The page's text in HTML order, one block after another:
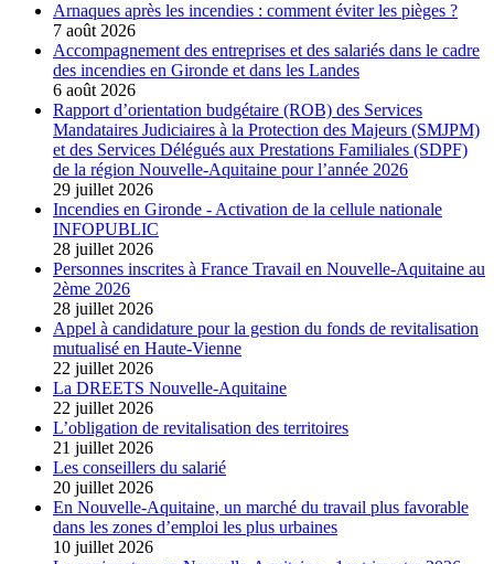
Arnaques après les incendies : comment éviter les pièges ?
7 août 2026
Accompagnement des entreprises et des salariés dans le cadre
des incendies en Gironde et dans les Landes
6 août 2026
Rapport d’orientation budgétaire (ROB) des Services
Mandataires Judiciaires à la Protection des Majeurs (SMJPM)
et des Services Délégués aux Prestations Familiales (SDPF)
de la région Nouvelle-Aquitaine pour l’année 2026
29 juillet 2026
Incendies en Gironde - Activation de la cellule nationale
INFOPUBLIC
28 juillet 2026
Personnes inscrites à France Travail en Nouvelle-Aquitaine au
2ème 2026
28 juillet 2026
Appel à candidature pour la gestion du fonds de revitalisation
mutualisé en Haute-Vienne
22 juillet 2026
La DREETS Nouvelle-Aquitaine
22 juillet 2026
L’obligation de revitalisation des territoires
21 juillet 2026
Les conseillers du salarié
20 juillet 2026
En Nouvelle-Aquitaine, un marché du travail plus favorable
dans les zones d’emploi les plus urbaines
10 juillet 2026